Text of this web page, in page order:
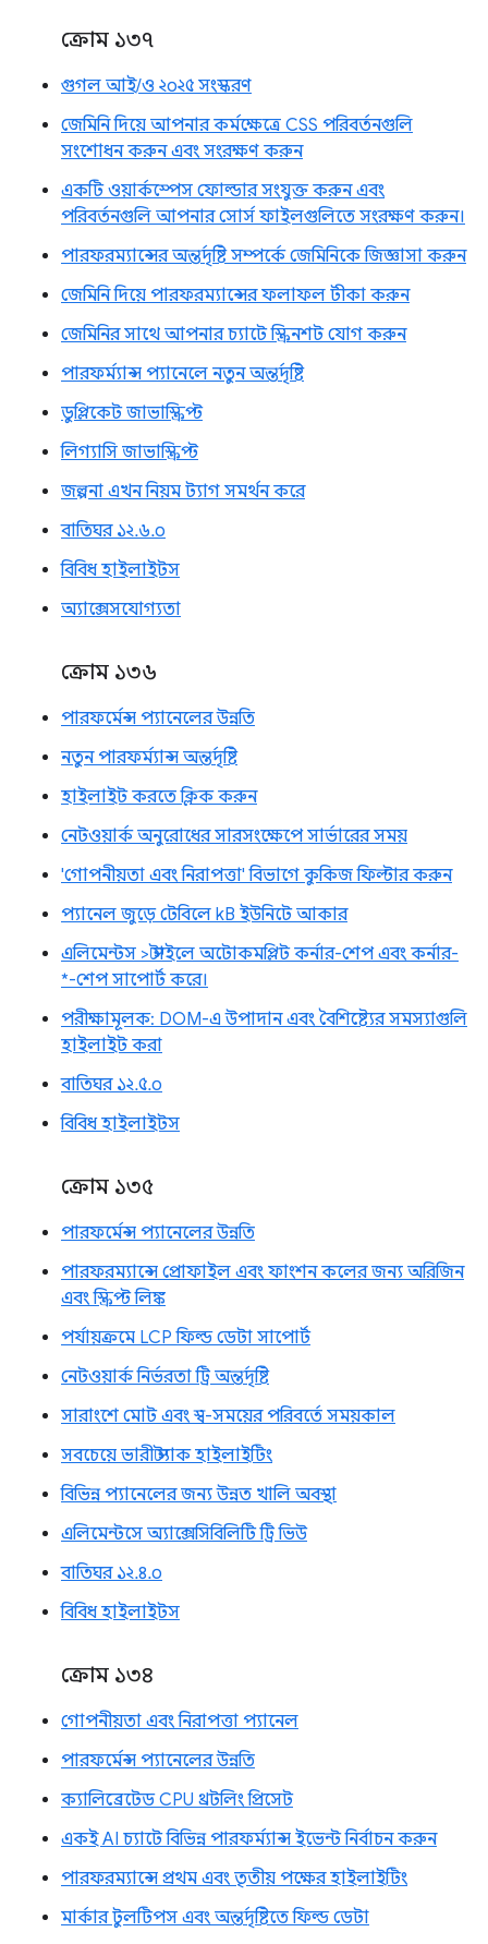
ক্রোম ১৩৭
গুগল আই/ও ২০২৫ সংস্করণ
জেমিনি দিয়ে আপনার কর্মক্ষেত্রে CSS পরিবর্তনগুলি
সংশোধন করুন এবং সংরক্ষণ করুন
একটি ওয়ার্কস্পেস ফোল্ডার সংযুক্ত করুন এবং
পরিবর্তনগুলি আপনার সোর্স ফাইলগুলিতে সংরক্ষণ করুন।
পারফরম্যান্সের অন্তর্দৃষ্টি সম্পর্কে জেমিনিকে জিজ্ঞাসা করুন
জেমিনি দিয়ে পারফরম্যান্সের ফলাফল টীকা করুন
জেমিনির সাথে আপনার চ্যাটে স্ক্রিনশট যোগ করুন
পারফর্ম্যান্স প্যানেলে নতুন অন্তর্দৃষ্টি
ডুপ্লিকেট জাভাস্ক্রিপ্ট
লিগ্যাসি জাভাস্ক্রিপ্ট
জল্পনা এখন নিয়ম ট্যাগ সমর্থন করে
বাতিঘর ১২.৬.০
বিবিধ হাইলাইটস
অ্যাক্সেসযোগ্যতা
ক্রোম ১৩৬
পারফর্মেন্স প্যানেলের উন্নতি
নতুন পারফর্ম্যান্স অন্তর্দৃষ্টি
হাইলাইট করতে ক্লিক করুন
নেটওয়ার্ক অনুরোধের সারসংক্ষেপে সার্ভারের সময়
'গোপনীয়তা এবং নিরাপত্তা' বিভাগে কুকিজ ফিল্টার করুন
প্যানেল জুড়ে টেবিলে kB ইউনিটে আকার
এলিমেন্টস > স্টাইলে অটোকমপ্লিট কর্নার-শেপ এবং কর্নার-
*-শেপ সাপোর্ট করে।
পরীক্ষামূলক: DOM-এ উপাদান এবং বৈশিষ্ট্যের সমস্যাগুলি
হাইলাইট করা
বাতিঘর ১২.৫.০
বিবিধ হাইলাইটস
ক্রোম ১৩৫
পারফর্মেন্স প্যানেলের উন্নতি
পারফরম্যান্সে প্রোফাইল এবং ফাংশন কলের জন্য অরিজিন
এবং স্ক্রিপ্ট লিঙ্ক
পর্যায়ক্রমে LCP ফিল্ড ডেটা সাপোর্ট
নেটওয়ার্ক নির্ভরতা ট্রি অন্তর্দৃষ্টি
সারাংশে মোট এবং স্ব-সময়ের পরিবর্তে সময়কাল
সবচেয়ে ভারী স্ট্যাক হাইলাইটিং
বিভিন্ন প্যানেলের জন্য উন্নত খালি অবস্থা
এলিমেন্টসে অ্যাক্সেসিবিলিটি ট্রি ভিউ
বাতিঘর ১২.৪.০
বিবিধ হাইলাইটস
ক্রোম ১৩৪
গোপনীয়তা এবং নিরাপত্তা প্যানেল
পারফর্মেন্স প্যানেলের উন্নতি
ক্যালিব্রেটেড CPU থ্রটলিং প্রিসেট
একই AI চ্যাটে বিভিন্ন পারফর্ম্যান্স ইভেন্ট নির্বাচন করুন
পারফরম্যান্সে প্রথম এবং তৃতীয় পক্ষের হাইলাইটিং
মার্কার টুলটিপস এবং অন্তর্দৃষ্টিতে ফিল্ড ডেটা